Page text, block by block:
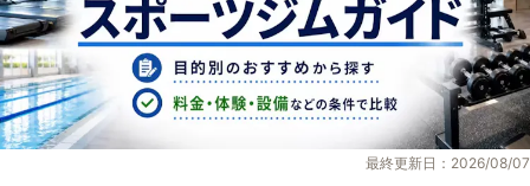
最終更新日：2026/08/07